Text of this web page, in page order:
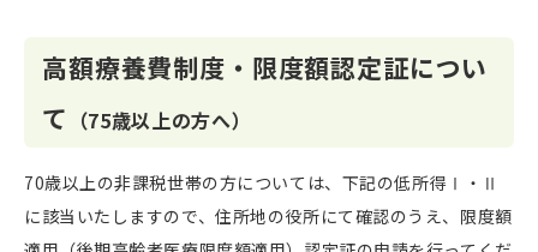
高額療養費制度・限度額認定証につい
て （75歳以上の方へ）
70歳以上の非課税世帯の方については、下記の低所得Ⅰ・Ⅱ
に該当いたしますので、住所地の役所にて確認のうえ、限度額